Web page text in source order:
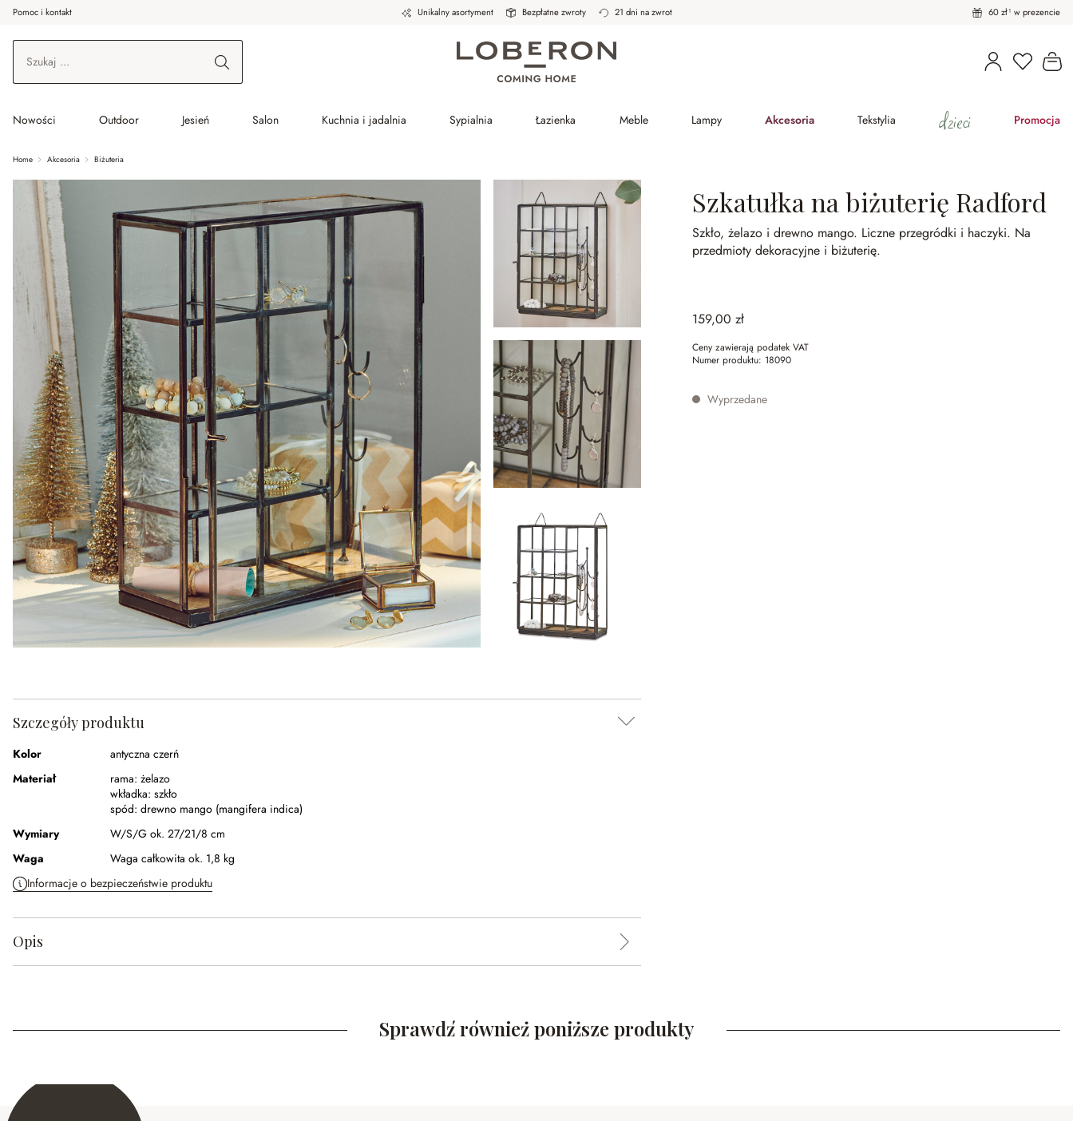
do wątku głównego
Przejdź do wyszukiwania
Przejdź do głównej nawigacji
Pomoc i kontakt Unikalny asortyment Bezpłatne zwroty 21 dni na zwrot 60 zł¹ w prezencie
Masz
Nowości Outdoor Jesień Salon Kuchnia i jadalnia Sypialnia Łazienka Meble Lampy Akcesoria Tekstylia dzieci Promocja
Home Akcesoria Biżuteria
Szkatułka na biżuterię Radford
Szkło, żelazo i drewno mango. Liczne przegródki i haczyki. Na
przedmioty dekoracyjne i biżuterię.
159,00 zł
Ceny zawierają podatek VAT
Numer produktu: 18090
Wyprzedane
Szczegóły produktu
Kolor
antyczna czerń
Materiał
rama: żelazo
wkładka: szkło
spód: drewno mango (mangifera indica)
Wymiary
W/S/G ok. 27/21/8 cm
Waga
Waga całkowita ok. 1,8 kg
Informacje o bezpieczeństwie produktu
Opis
Sprawdź również poniższe produkty